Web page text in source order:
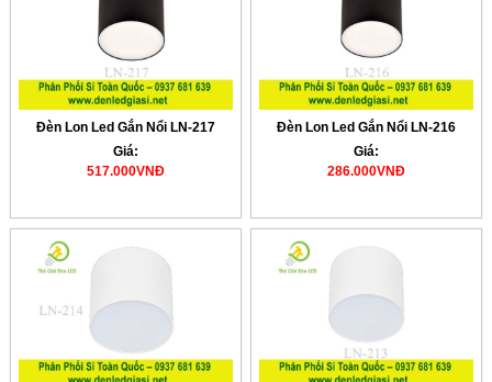
Đèn Lon Led Gắn Nổi LN-217
Giá:
517.000VNĐ
Đèn Lon Led Gắn Nổi LN-216
Giá:
286.000VNĐ